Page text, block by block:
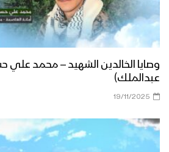
وصايا الخالدين الشهيد – محمد علي
عبدالملك)
19/11/2025